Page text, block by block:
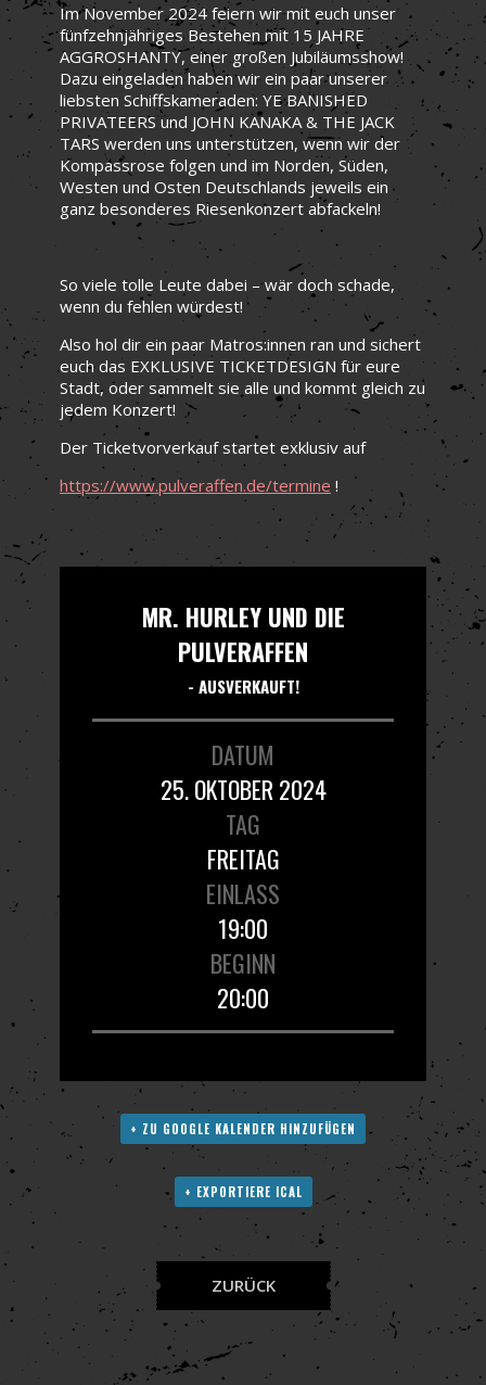
Im November 2024 feiern wir mit euch unser
fünfzehnjähriges Bestehen mit 15 JAHRE
AGGROSHANTY, einer großen Jubiläumsshow!
Dazu eingeladen haben wir ein paar unserer
liebsten Schiffskameraden: YE BANISHED
PRIVATEERS und JOHN KANAKA & THE JACK
TARS werden uns unterstützen, wenn wir der
Kompassrose folgen und im Norden, Süden,
Westen und Osten Deutschlands jeweils ein
ganz besonderes Riesenkonzert abfackeln!
So viele tolle Leute dabei – wär doch schade,
wenn du fehlen würdest!
Also hol dir ein paar Matros:innen ran und sichert
euch das EXKLUSIVE TICKETDESIGN für eure
Stadt, oder sammelt sie alle und kommt gleich zu
jedem Konzert!
Der Ticketvorverkauf startet exklusiv auf
https://www.pulveraffen.de/termine !
MR. HURLEY UND DIE
PULVERAFFEN
- AUSVERKAUFT!
DATUM
25. OKTOBER 2024
TAG
FREITAG
EINLASS
19:00
BEGINN
20:00
+ ZU GOOGLE KALENDER HINZUFÜGEN
+ EXPORTIERE ICAL
ZURÜCK